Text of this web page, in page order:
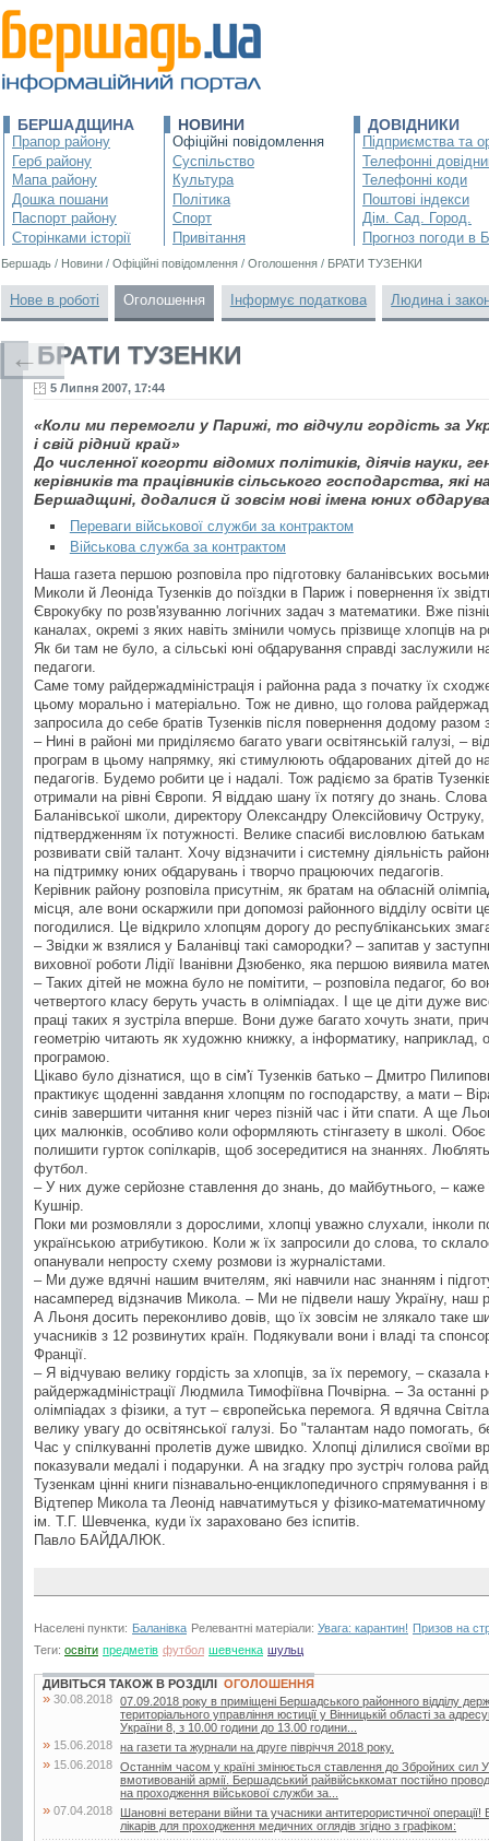
БЕРШАДЩИНА
Прапор району
Герб району
Мапа району
Дошка пошани
Паспорт району
Сторінками історії
НОВИНИ
Офіційні повідомлення
Суспільство
Культура
Політика
Спорт
Привітання
ДОВІДНИКИ
Підприємства та
Телефонні
Телефонні коди
Поштові індекси
Дім. Сад. Город.
Прогноз погоди в
Бершадь / Новини / Офіційні повідомлення / Оголошення / БРАТИ ТУЗЕНКИ
Нове в роботі Оголошення Інформує податкова Людина і
БРАТИ ТУЗЕНКИ
5 Липня 2007, 17:44
«Коли ми перемогли у Парижі, то відчули гордість за
і свій рідний край»
До численної когорти відомих політиків, діячів науки,
керівників та працівників сільського господарства,
Бершадщині, додалися й зовсім нові імена юних
Переваги військової служби за контрактом
Військова служба за контрактом
Наша газета першою розповіла про підготовку баланівських
Миколи й Леоніда Тузенків до поїздки в Париж і повернення їх
Єврокубку по розв'язуванню логічних задач з математики. Вже
каналах, окремі з яких навіть змінили чомусь прізвище хлопців на
Як би там не було, а сільські юні обдарування справді заслужили
педагоги.
Саме тому райдержадміністрація і районна рада з початку їх
цьому морально і матеріально. Тож не дивно, що голова
запросила до себе братів Тузенків після повернення додому разом
– Нині в районі ми приділяємо багато уваги освітянській галузі, –
програм в цьому напрямку, які стимулюють обдарованих дітей до
педагогів. Будемо робити це і надалі. Тож радіємо за братів
отримали на рівні Європи. Я віддаю шану їх потягу до знань.
Баланівської школи, директору Олександру Олексійовичу Оструку,
підтвердженням їх потужності. Велике спасибі висловлюю
розвивати свій талант. Хочу відзначити і системну діяльність
на підтримку юних обдарувань і творчо працюючих педагогів.
Керівник району розповіла присутнім, як братам на обласній
місця, але вони оскаржили при допомозі районного відділу освіти
погодилися. Це відкрило хлопцям дорогу до республіканських
– Звідки ж взялися у Баланівці такі самородки? – запитав у
виховної роботи Лідії Іванівни Дзюбенко, яка першою виявила
– Таких дітей не можна було не помітити, – розповіла педагог, бо
четвертого класу беруть участь в олімпіадах. І ще це діти дуже
праці таких я зустріла вперше. Вони дуже багато хочуть знати,
геометрію читають як художню книжку, а інформатику, наприклад,
програмою.
Цікаво було дізнатися, що в сім'ї Тузенків батько – Дмитро
практикує щоденні завдання хлопцям по господарству, а мати –
синів завершити читання книг через пізній час і йти спати. А ще
цих малюнків, особливо коли оформляють стінгазету в школі.
полишити гурток сопілкарів, щоб зосередитися на знаннях.
футбол.
– У них дуже серйозне ставлення до знань, до майбутнього, – каже
Кушнір.
Поки ми розмовляли з дорослими, хлопці уважно слухали, інколи
українською атрибутикою. Коли ж їх запросили до слова, то
опанували непросту схему розмови із журналістами.
– Ми дуже вдячні нашим вчителям, які навчили нас знанням і
насамперед відзначив Микола. – Ми не підвели нашу Україну, наш
А Льоня досить переконливо довів, що їх зовсім не злякало таке
учасників з 12 розвинутих країн. Подякували вони і владі та
Франції.
– Я відчуваю велику гордість за хлопців, за їх перемогу, – сказала
райдержадміністрації Людмила Тимофіївна Почвірна. – За останні
олімпіадах з фізики, а тут – європейська перемога. Я вдячна
велику увагу до освітянської галузі. Бо "талантам надо помогать,
Час у спілкуванні пролетів дуже швидко. Хлопці ділилися своїми
показували медалі і подарунки. А на згадку про зустріч голова
Тузенкам цінні книги пізнавально-енциклопедичного спрямування і
Відтепер Микола та Леонід навчатимуться у фізико-математичному
ім. Т.Г. Шевченка, куди їх зараховано без іспитів.
Павло БАЙДАЛЮК.
Населені пункти: Баланівка Релевантні матеріали: Увага: карантин! Призов на
Теги: освіти предметів футбол шевченка шульц
←
ДИВІТЬСЯ ТАКОЖ В РОЗДІЛІ ОГОЛОШЕННЯ
» 30.08.2018 07.09.2018 року в приміщені Бершадського районного відділу
територіального управління юстиції у Вінницькій області за
України 8, з 10.00 години до 13.00 години...
» 15.06.2018 на газети та журнали на друге півріччя 2018 року.
» 15.06.2018 Останнім часом у країні змінюється ставлення до Збройних сил
вмотивованій армії. Бершадський райвійськкомат постійно
на проходження військової служби за...
» 07.04.2018
Шановні ветерани війни та учасники антитерористичної
лікарів для проходження медичних оглядів згідно з графіком: